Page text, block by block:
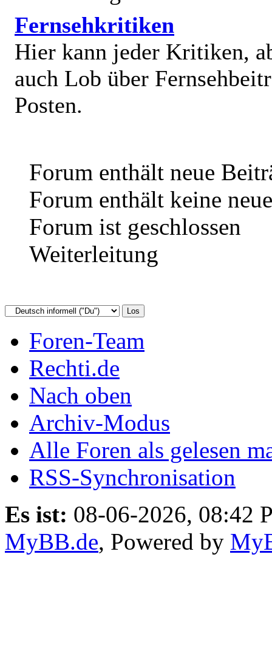
Fernsehkritiken
Hier kann jeder Kritiken,
auch Lob über
Posten.
Forum enthält neue
Forum enthält keine
Forum ist geschlossen
Weiterleitung
Foren-Team
Rechti.de
Nach oben
Archiv-Modus
Alle Foren als gelesen
RSS-Synchronisation
Es ist: 08-06-2026, 08:42
MyBB.de, Powered by